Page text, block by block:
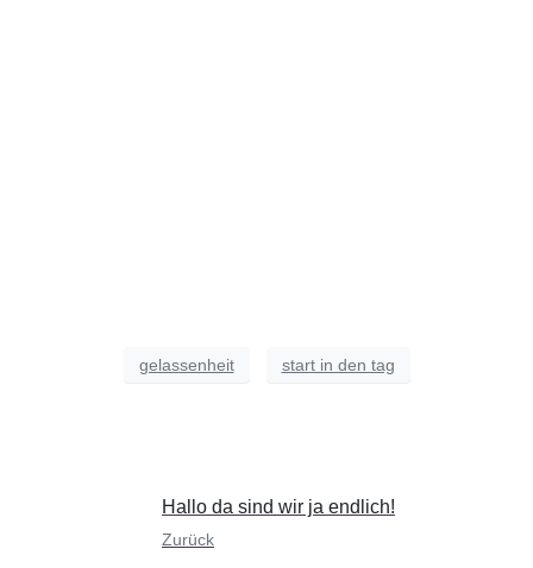
gelassenheit start in den tag
Hallo da sind wir ja endlich!
Zurück